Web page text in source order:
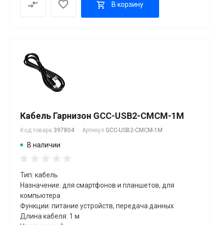
В корзину
Кабель Гарнизон GCC-USB2-CMCM-1M
Код товара 397804 Артикул GCC-USB2-CMCM-1M
В наличии
Тип: кабель
Назначение: для смартфонов и планшетов, для
компьютера
Функции: питание устройств, передача данных
Длина кабеля: 1 м